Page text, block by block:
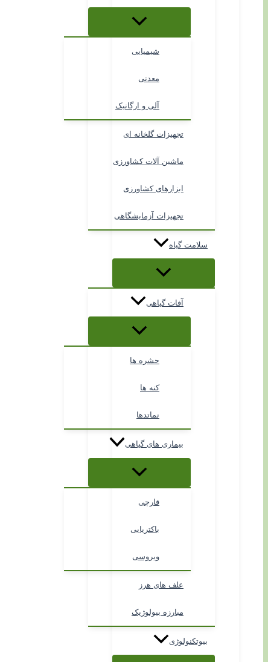
شیمیایی
معدنی
آلی و ارگانیک
تجهیزات گلخانه ای
ماشین آلات کشاورزی
ابزارهای کشاورزی
تجهیزات آزمایشگاهی
سلامت گیاه
آفات گیاهی
حشره ها
کنه ها
نماتدها
بیماری های گیاهی
قارچی
باکتریایی
ویروسی
علف های هرز
مبارزه بیولوژیک
بیوتکنولوژی